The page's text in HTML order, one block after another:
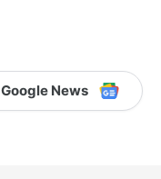
Google News